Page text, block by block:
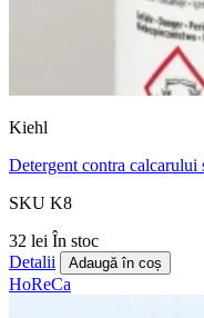
Kiehl
Detergent contra
SKU K8
32 lei În stoc
Detalii
Adaugă în coș
HoReCa